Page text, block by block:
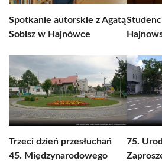
Spotkanie autorskie z Agatą
Sobisz w Hajnówce
Trzeci dzień przesłuchań
45. Międzynarodowego
75.